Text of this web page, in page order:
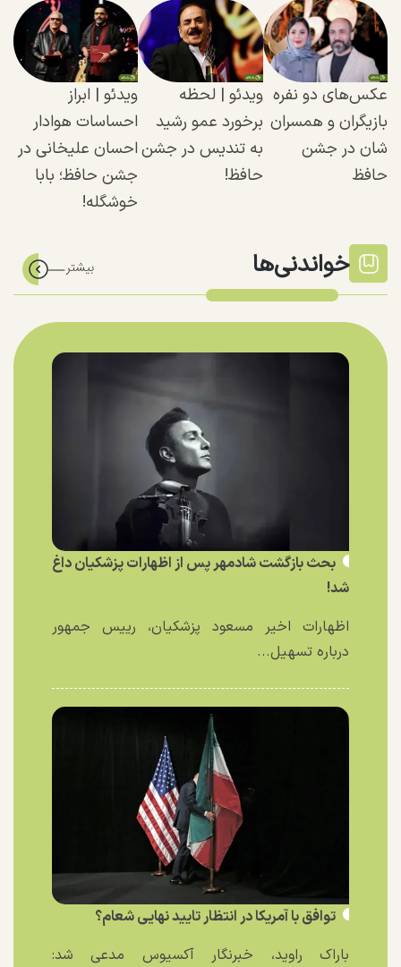
عکس‌های دو نفره
بازیگران و همسران
شان در جشن
حافظ
ویدئو | لحظه
برخورد عمو رشید
به تندیس در جشن
حافظ!
ویدئو | ابراز
احساسات هوادار
احسان علیخانی در
جشن حافظ؛ بابا
خوشگله!
خواندنی‌ها
بحث بازگشت شادمهر پس از اظهارات پزشکیان داغ
شد!
اظهارات اخیر مسعود پزشکیان، رییس جمهور
درباره تسهیل...
توافق با آمریکا در انتظار تایید نهایی شعام؟
باراک راوید، خبرنگار آکسیوس مدعی شد: